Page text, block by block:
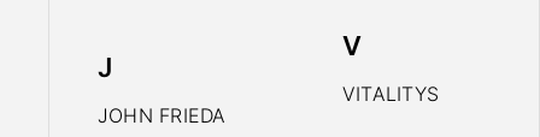
J
JOHN FRIEDA
V
VITALITYS